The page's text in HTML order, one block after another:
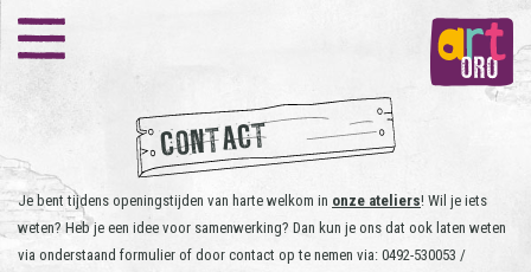
CONTACT
Je bent tijdens openingstijden van harte welkom in onze ateliers! Wil je iets
weten? Heb je een idee voor samenwerking? Dan kun je ons dat ook laten weten
via onderstaand formulier of door contact op te nemen via: 0492-530053 /